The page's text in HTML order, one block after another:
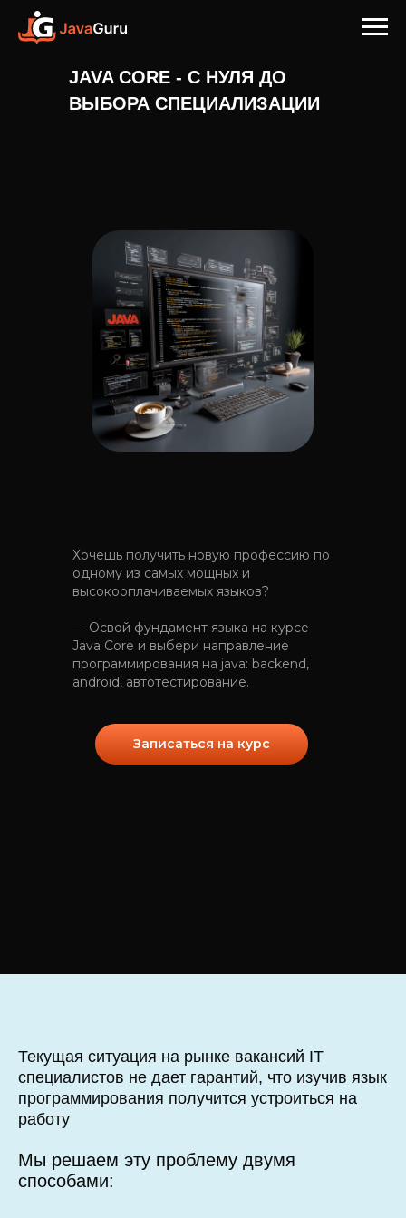
JAVA CORE - С НУЛЯ ДО
ВЫБОРА СПЕЦИАЛИЗАЦИИ
Хочешь получить новую профессию по
одному из самых мощных и
высокооплачиваемых языков?
— Освой фундамент языка на курсе
Java Core и выбери направление
программирования на java: backend,
android, автотестирование.
Записаться на курс
Текущая ситуация на рынке вакансий IT
специалистов не дает гарантий, что изучив язык
программирования получится устроиться на
работу
Мы решаем эту проблему двумя
способами: